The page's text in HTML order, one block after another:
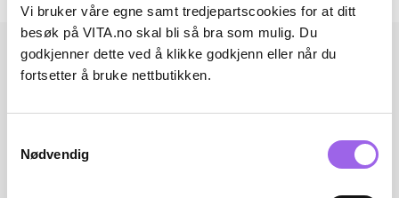
Vi bruker våre egne samt tredjepartscookies for at ditt
besøk på VITA.no skal bli så bra som mulig. Du
godkjenner dette ved å klikke godkjenn eller når du
fortsetter å bruke nettbutikken.
Nødvendig